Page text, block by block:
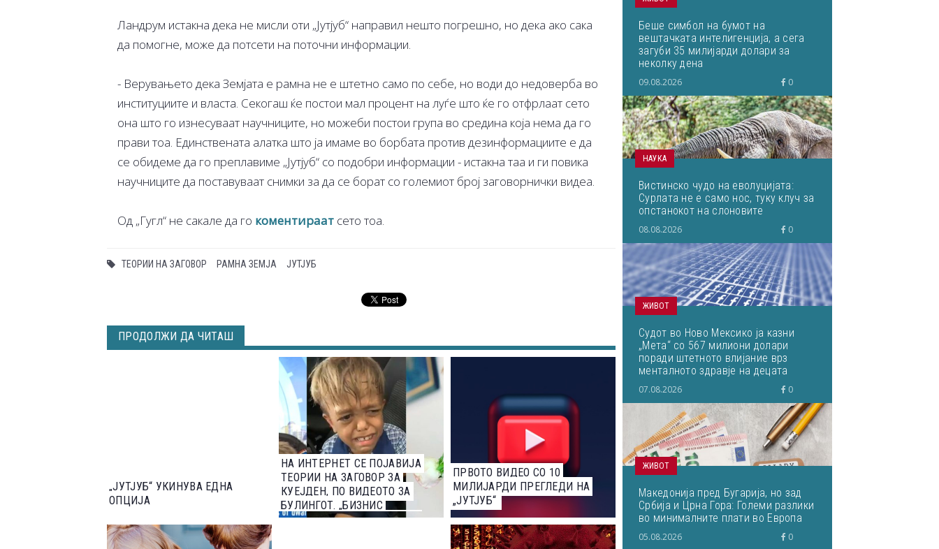
Ландрум истакна дека не мисли оти „Јутјуб“ направил нешто погрешно, но дека ако сака
да помогне, може да потсети на поточни информации.
- Верувањето дека Земјата е рамна не е штетно само по себе, но води до недоверба во
институциите и власта. Секогаш ќе постои мал процент на луѓе што ќе го отфрлаат сето
она што го изнесуваат научниците, но можеби постои група во средина која нема да го
прави тоа. Единствената алатка што ја имаме во борбата против дезинформациите е да
се обидеме да го преплавиме „Јутјуб“ со подобри информации - истакна таа и ги повика
научниците да поставуваат снимки за да се борат со големиот број заговорнички видеа.
Од „Гугл“ не сакале да го коментираат сето тоа.
ТЕОРИИ НА ЗАГОВОР РАМНА ЗЕМЈА ЈУТЈУБ
ПРОДОЛЖИ ДА ЧИТАШ
„ЈУТЈУБ“ УКИНУВА ЕДНА
ОПЦИЈА
НА ИНТЕРНЕТ СЕ ПОЈАВИЈА
ТЕОРИИ НА ЗАГОВОР ЗА
КУЕЈДЕН, ПО ВИДЕОТО ЗА
БУЛИНГОТ. „БИЗНИС
ИНСАЈДЕР“ ЈА ИСТРАЖУВА
ПРВОТО ВИДЕО СО 10
МИЛИЈАРДИ ПРЕГЛЕДИ НА
„ЈУТЈУБ“
Беше симбол на бумот на
вештачката интелигенција, а сега
загуби 35 милијарди долари за
неколку дена
09.08.2026 0
НАУКА
Вистинско чудо на еволуцијата:
Сурлата не е само нос, туку клуч за
опстанокот на слоновите
08.08.2026 0
ЖИВОТ
Судот во Ново Мексико ја казни
„Мета“ со 567 милиони долари
поради штетното влијание врз
менталното здравје на децата
07.08.2026 0
ЖИВОТ
Македонија пред Бугарија, но зад
Србија и Црна Гора: Големи разлики
во минималните плати во Европа
05.08.2026 0